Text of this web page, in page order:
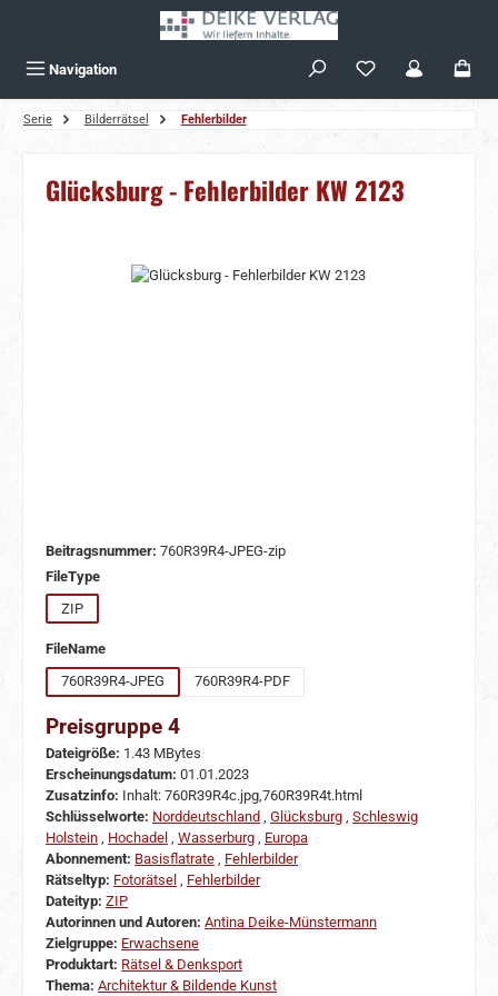
Navigation
Serie Bilderrätsel Fehlerbilder
Glücksburg - Fehlerbilder KW 2123
Bildergalerie überspringen
Beitragsnummer: 760R39R4-JPEG-zip
FileTypeauswählen
ZIP
FileNameauswählen
760R39R4-JPEG
760R39R4-PDF
Preisgruppe 4
Dateigröße: 1.43 MBytes
Erscheinungsdatum: 01.01.2023
Zusatzinfo: Inhalt: 760R39R4c.jpg,760R39R4t.html
Schlüsselworte: Norddeutschland Glücksburg Schleswig
Holstein
Hochadel Wasserburg
Europa
Abonnement: Basisflatrate
Fehlerbilder
Rätseltyp: Fotorätsel
Fehlerbilder
Dateityp: ZIP
Autorinnen und Autoren: Antina Deike-Münstermann
Zielgruppe: Erwachsene
Produktart: Rätsel & Denksport
Thema: Architektur & Bildende Kunst